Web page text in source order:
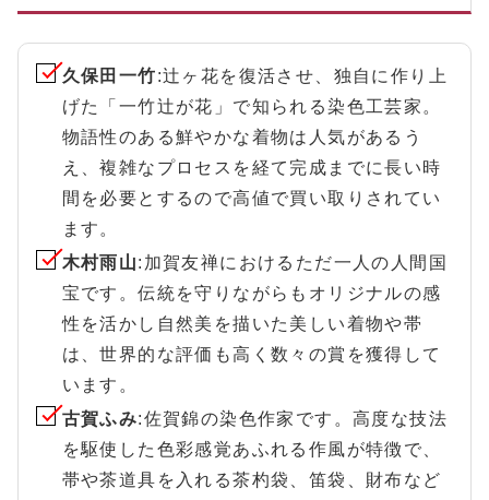
久保田一竹:辻ヶ花を復活させ、独自に作り上
げた「一竹辻が花」で知られる染色工芸家。
物語性のある鮮やかな着物は人気があるう
え、複雑なプロセスを経て完成までに長い時
間を必要とするので高値で買い取りされてい
ます。
木村雨山:加賀友禅におけるただ一人の人間国
宝です。伝統を守りながらもオリジナルの感
性を活かし自然美を描いた美しい着物や帯
は、世界的な評価も高く数々の賞を獲得して
います。
古賀ふみ:佐賀錦の染色作家です。高度な技法
を駆使した色彩感覚あふれる作風が特徴で、
帯や茶道具を入れる茶杓袋、笛袋、財布など